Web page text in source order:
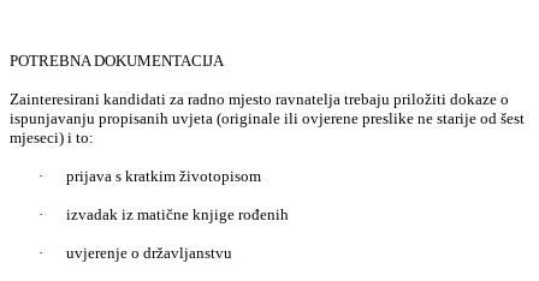
POTREBNA DOKUMENTACIJA
Zainteresirani kandidati za radno mjesto ravnatelja trebaju priložiti dokaze o
ispunjavanju propisanih uvjeta (originale ili ovjerene preslike ne starije od šest
mjeseci) i to:
· prijava s kratkim životopisom
· izvadak iz matične knjige rođenih
· uvjerenje o državljanstvu